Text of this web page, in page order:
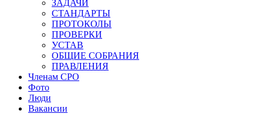
ЗАДАЧИ
СТАНДАРТЫ
ПРОТОКОЛЫ
ПРОВЕРКИ
УСТАВ
ОБЩИЕ СОБРАНИЯ
ПРАВЛЕНИЯ
Членам СРО
Фото
Люди
Вакансии